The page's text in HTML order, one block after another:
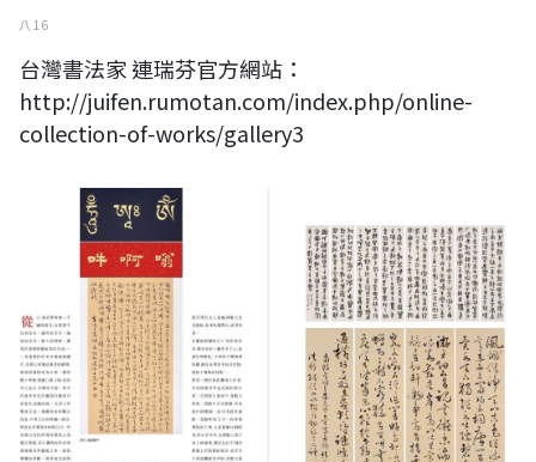
八 16
台灣書法家 連瑞芬官方網站：
http://juifen.rumotan.com/index.php/online-
collection-of-works/gallery3